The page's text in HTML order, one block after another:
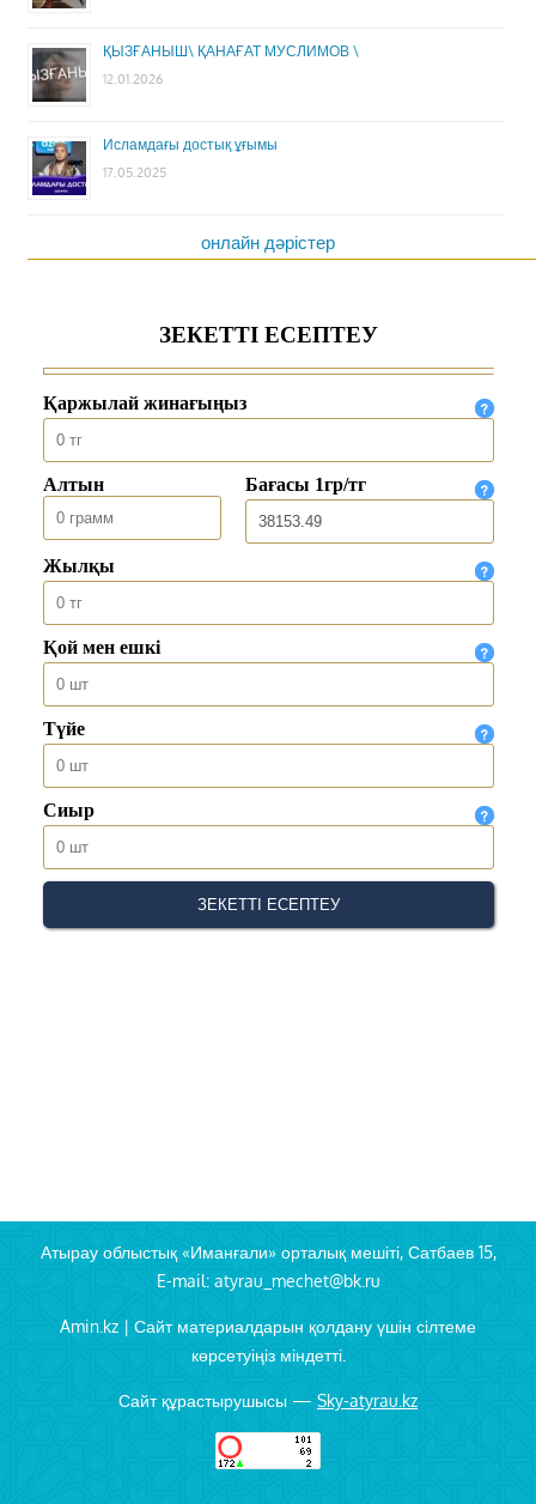
ҚЫЗҒАНЫШ\ ҚАНАҒАТ МУСЛИМОВ \
12.01.2026
Исламдағы достық ұғымы
17.05.2025
онлайн дәрістер
Атырау облыстық «Иманғали» орталық мешіті, Сатбаев 15,
E-mail: atyrau_mechet@bk.ru
Amin.kz | Сайт материалдарын қолдану үшін сілтеме
көрсетуіңіз міндетті.
Сайт құрастырушысы — Sky-atyrau.kz